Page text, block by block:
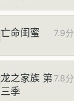
亡命闺蜜 7.9分
龙之家族 第
三季
7.8分